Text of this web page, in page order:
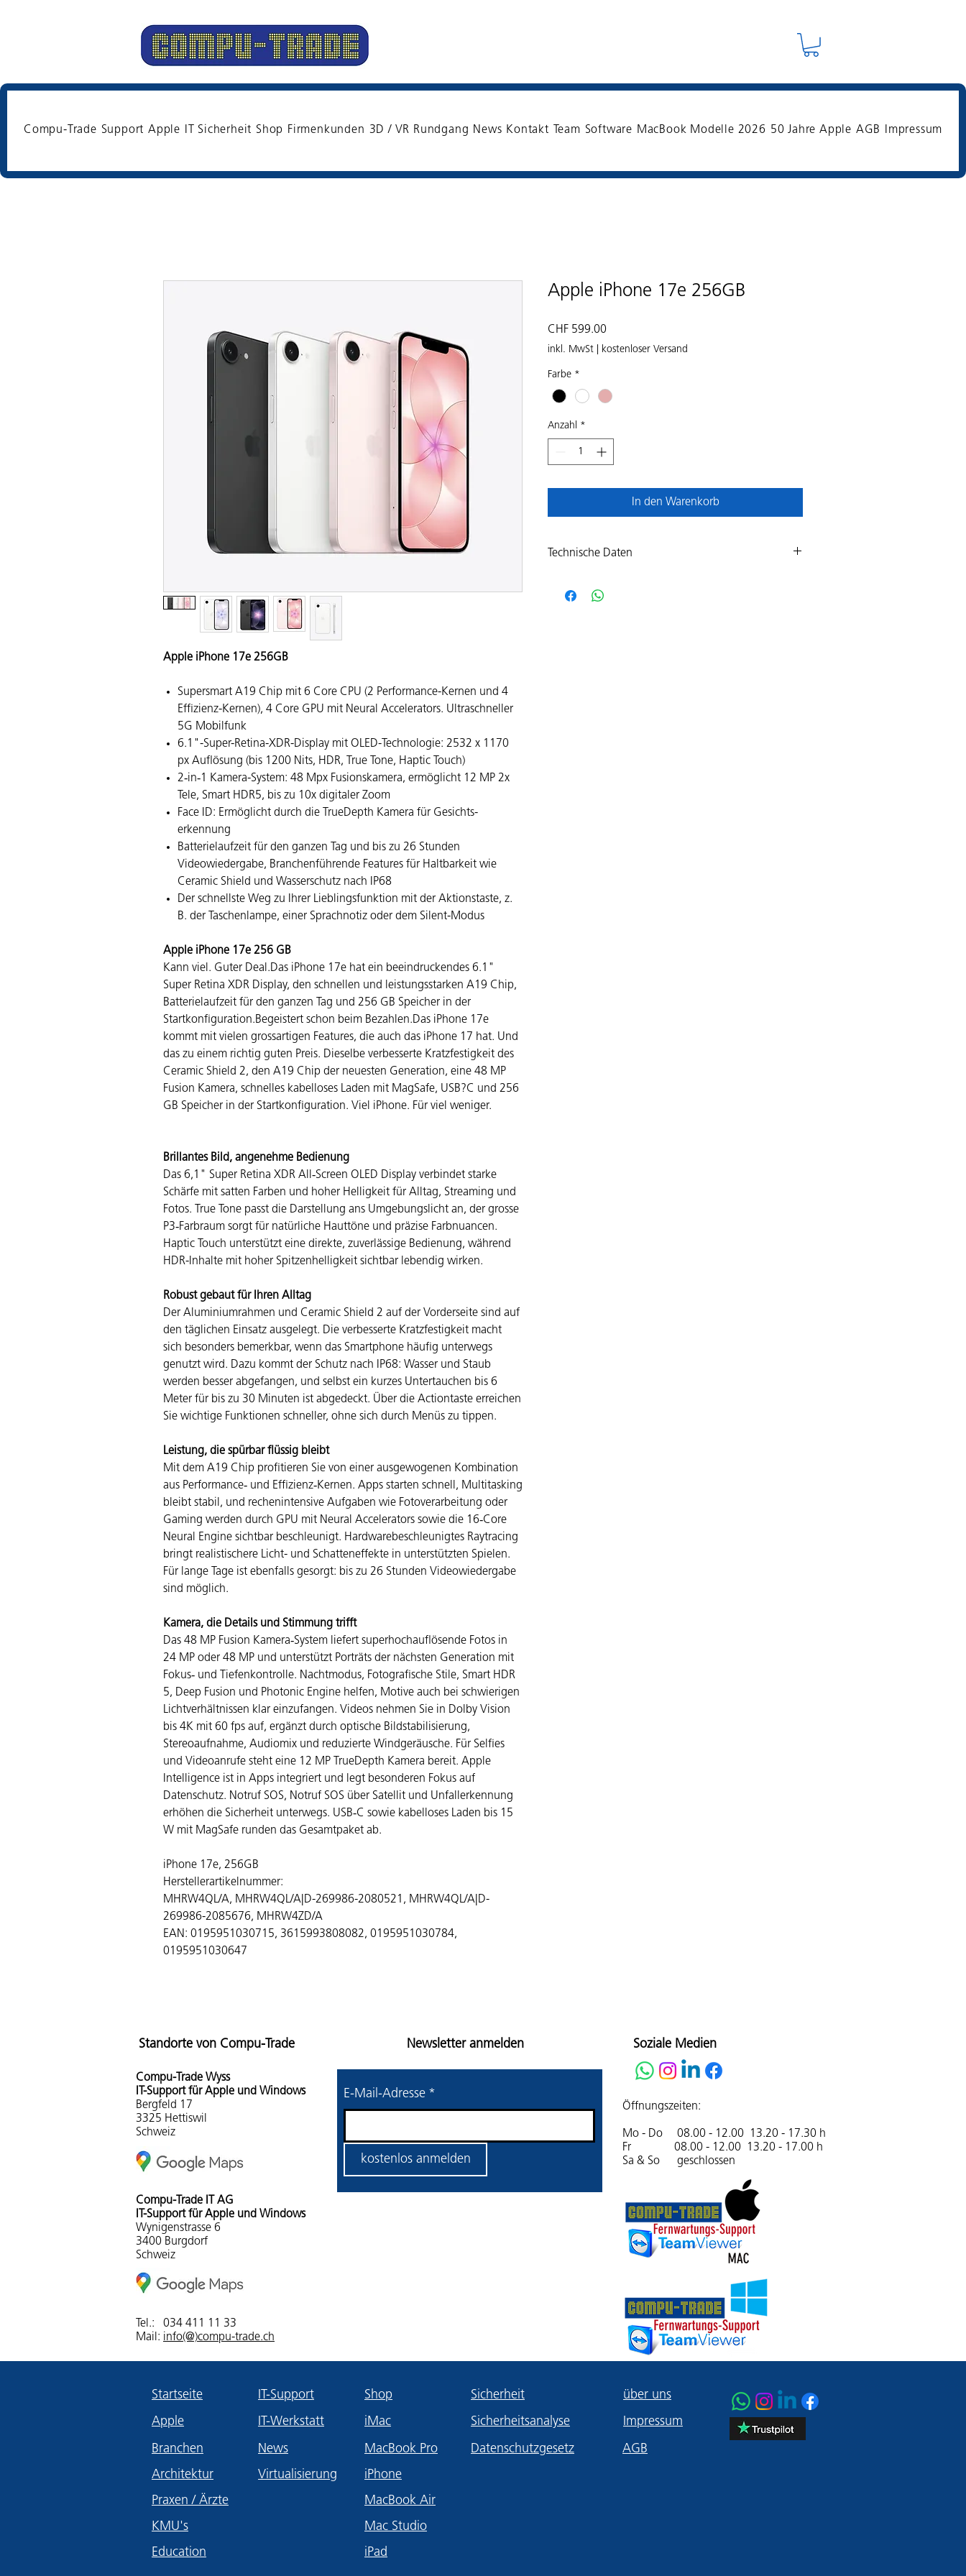
Compu-Trade Support Apple IT Sicherheit Shop Firmenkunden 3D / VR Rundgang News Kontakt Team Software MacBook Modelle 2026 50 Jahre Apple AGB Impressum
Apple iPhone 17e 256GB
Supersmart A19 Chip mit 6 Core CPU (2 Per­for­mance-Kernen und 4
Effizienz-Kernen), 4 Core GPU mit Neural Accelerators. Ultraschneller
5G Mobilfunk
6.1"-Super-Retina-XDR-Display mit OLED-Technologie: 2532 x 1170
px Auflösung (bis 1200 Nits, HDR, True Tone, Haptic Touch)
2‑in‑1 Kamera-System: 48 Mpx Fusionskamera, ermög­licht 12 MP 2x
Tele, Smart HDR5, bis zu 10x digitaler Zoom
Face ID: Ermög­licht durch die TrueDepth Kamera für Gesichts­
erkennung
Batterielaufzeit für den ganzen Tag und bis zu 26 Stunden
Videowiedergabe, Branchenführende Features für Haltbarkeit wie
Ceramic Shield und Wasserschutz nach IP68
Der schnellste Weg zu Ihrer Lieblingsfunktion mit der Aktionstaste, z.
B. der Taschenlampe, einer Sprachnotiz oder dem Silent-Modus
Apple iPhone 17e 256 GB
Kann viel. Guter Deal.Das iPhone 17e hat ein beeindruckendes 6.1"
Super Retina XDR Display, den schnellen und leistungsstarken A19 Chip,
Batterielaufzeit für den ganzen Tag und 256 GB Speicher in der
Startkonfiguration.Begeistert schon beim Bezahlen.Das iPhone 17e
kommt mit vielen gross­artigen Features, die auch das iPhone 17 hat. Und
das zu einem richtig guten Preis. Dieselbe ver­besserte Kratz­festigkeit des
Ceramic Shield 2, den A19 Chip der neu­esten Gene­ra­tion, eine 48 MP
Fusion Kamera, schnelles kabel­loses Laden mit MagSafe, USB?C und 256
GB Speicher in der Start­konfiguration. Viel iPhone. Für viel weniger.
Brillantes Bild, angenehme Bedienung
Das 6,1" Super Retina XDR All‑Screen OLED Display verbindet starke
Schärfe mit satten Farben und hoher Helligkeit für Alltag, Streaming und
Fotos. True Tone passt die Darstellung ans Umgebungslicht an, der grosse
P3‑Farbraum sorgt für natürliche Hauttöne und präzise Farbnuancen.
Haptic Touch unterstützt eine direkte, zuverlässige Bedienung, während
HDR-Inhalte mit hoher Spitzenhelligkeit sichtbar lebendig wirken.
Robust gebaut für Ihren Alltag
Der Aluminiumrahmen und Ceramic Shield 2 auf der Vorderseite sind auf
den täglichen Einsatz ausgelegt. Die verbesserte Kratzfestigkeit macht
sich besonders bemerkbar, wenn das Smartphone häufig unterwegs
genutzt wird. Dazu kommt der Schutz nach IP68: Wasser und Staub
werden besser abgefangen, und selbst ein kurzes Untertauchen bis 6
Meter für bis zu 30 Minuten ist abgedeckt. Über die Actiontaste erreichen
Sie wichtige Funktionen schneller, ohne sich durch Menüs zu tippen.
Leistung, die spürbar flüssig bleibt
Mit dem A19 Chip profitieren Sie von einer ausgewogenen Kombination
aus Performance‑ und Effizienz‑Kernen. Apps starten schnell, Multitasking
bleibt stabil, und rechenintensive Aufgaben wie Fotoverarbeitung oder
Gaming werden durch GPU mit Neural Accelerators sowie die 16‑Core
Neural Engine sichtbar beschleunigt. Hardwarebeschleunigtes Raytracing
bringt realistischere Licht- und Schatteneffekte in unterstützten Spielen.
Für lange Tage ist ebenfalls gesorgt: bis zu 26 Stunden Videowiedergabe
sind möglich.
Kamera, die Details und Stimmung trifft
Das 48 MP Fusion Kamera‑System liefert superhochauflösende Fotos in
24 MP oder 48 MP und unterstützt Porträts der nächsten Generation mit
Fokus‑ und Tiefenkontrolle. Nachtmodus, Fotografische Stile, Smart HDR
5, Deep Fusion und Photonic Engine helfen, Motive auch bei schwierigen
Lichtverhältnissen klar einzufangen. Videos nehmen Sie in Dolby Vision
bis 4K mit 60 fps auf, ergänzt durch optische Bildstabilisierung,
Stereoaufnahme, Audiomix und reduzierte Windgeräusche. Für Selfies
und Videoanrufe steht eine 12 MP TrueDepth Kamera bereit. Apple
Intelligence ist in Apps integriert und legt besonderen Fokus auf
Datenschutz. Notruf SOS, Notruf SOS über Satellit und Unfallerkennung
erhöhen die Sicherheit unterwegs. USB‑C sowie kabelloses Laden bis 15
W mit MagSafe runden das Gesamtpaket ab.
iPhone 17e, 256GB
Herstellerartikelnummer:
MHRW4QL/A, MHRW4QL/A|D-269986-2080521, MHRW4QL/A|D-
269986-2085676, MHRW4ZD/A
EAN: 0195951030715, 3615993808082, 0195951030784,
0195951030647
Apple iPhone 17e 256GB
CHF 599.00
inkl. MwSt kostenloser Versand
Farbe *
Anzahl *
In den Warenkorb
Technische Daten
Helligkeit, True Tone und P3-Farbraum
Standorte von Compu-Trade
Compu-Trade Wyss
IT-Support für Apple und Windows
Bergfeld 17
3325 Hettiswil
Schweiz
Compu-Trade IT AG
IT-Support für Apple und Windows
Wynigenstrasse 6
3400 Burgdorf
Schweiz
Tel.: 034 411 11 33
Mail: info(@)compu-trade.ch
Newsletter anmelden
E-Mail-Adresse *
kostenlos anmelden
Soziale Medien
Öffnungszeiten:
Mo - Do 08.00 - 12.00 13.20 - 17.30 h
Fr 08.00 - 12.00 13.20 - 17.00 h
Sa & So geschlossen
Startseite
Apple
Branchen
Architektur
Praxen / Ärzte
KMU's
Education
IT-Support
IT-Werkstatt
News
Virtualisierung
Shop
iMac
MacBook Pro
Sicherheit
Sicherheitsanalyse
Datenschutzgesetz
iPhone
MacBook Air
Mac Studio
iPad
über uns
Impressum
AGB